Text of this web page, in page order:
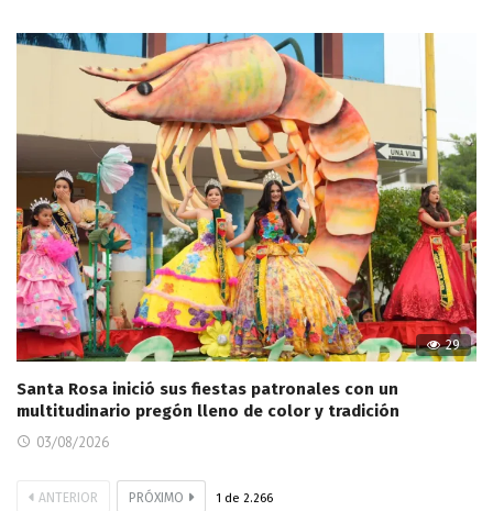
29
Santa Rosa inició sus fiestas patronales con un
multitudinario pregón lleno de color y tradición
03/08/2026
ANTERIOR PRÓXIMO 1 de 2.266